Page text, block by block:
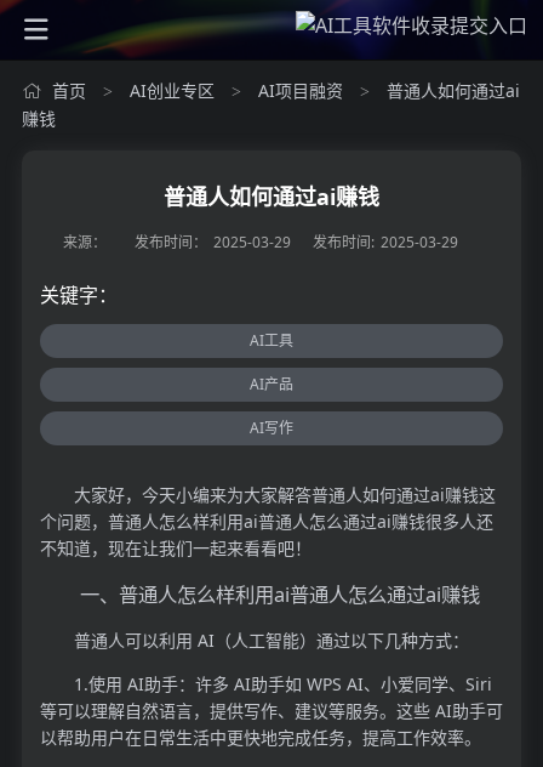
首页 > AI创业专区 > AI项目融资 >
普通人如何通过ai
赚钱
普通人如何通过ai赚钱
来源： 发布时间： 2025-03-29 发布时间: 2025-03-29
关键字：
AI工具
AI产品
AI写作
大家好，今天小编来为大家解答普通人如何通过ai赚钱这
个问题，普通人怎么样利用ai普通人怎么通过ai赚钱很多人还
不知道，现在让我们一起来看看吧！
一、普通人怎么样利用ai普通人怎么通过ai赚钱
普通人可以利用 AI（人工智能）通过以下几种方式：
1.使用 AI助手：许多 AI助手如 WPS AI、小爱同学、Siri
等可以理解自然语言，提供写作、建议等服务。这些 AI助手可
以帮助用户在日常生活中更快地完成任务，提高工作效率。